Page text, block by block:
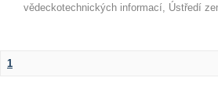
vědeckotechnických informací, Ústředí
1